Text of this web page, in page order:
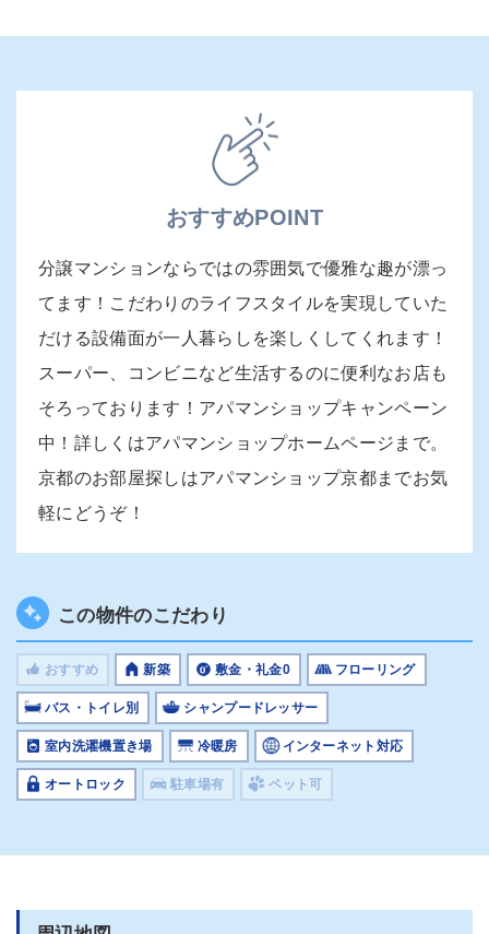
おすすめPOINT
分譲マンションならではの雰囲気で優雅な趣が漂っ
てます！こだわりのライフスタイルを実現していた
だける設備面が一人暮らしを楽しくしてくれます！
スーパー、コンビニなど生活するのに便利なお店も
そろっております！アパマンショップキャンペーン
中！詳しくはアパマンショップホームページまで。
京都のお部屋探しはアパマンショップ京都までお気
軽にどうぞ！
この物件のこだわり
おすすめ 新築 敷金・礼金0 フローリング
バス・トイレ別 シャンプードレッサー
室内洗濯機置き場 冷暖房 インターネット対応
オートロック 駐車場有 ペット可